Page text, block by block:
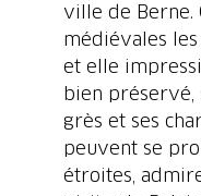
ville de Berne.
médiévales
et elle
bien préservé,
grès et ses
peuvent se
étroites,